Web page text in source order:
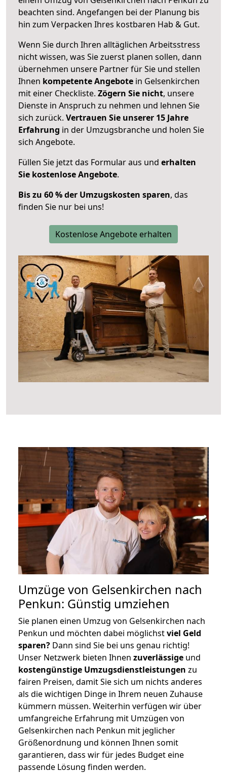
beachten sind. Angefangen bei der Planung bis
hin zum Verpacken Ihres kostbaren Hab & Gut.
Wenn Sie durch Ihren alltäglichen Arbeitsstress
nicht wissen, was Sie zuerst planen sollen, dann
übernehmen unsere Partner für Sie und stellen
Ihnen kompetente Angebote in Gelsenkirchen
mit einer Checkliste. Zögern Sie nicht, unsere
Dienste in Anspruch zu nehmen und lehnen Sie
sich zurück. Vertrauen Sie unserer 15 Jahre
Erfahrung in der Umzugsbranche und holen Sie
sich Angebote.
Füllen Sie jetzt das Formular aus und erhalten
Sie kostenlose Angebote.
Bis zu 60 % der Umzugskosten sparen, das
finden Sie nur bei uns!
Kostenlose Angebote erhalten
Umzüge von Gelsenkirchen nach
Penkun: Günstig umziehen
Sie planen einen Umzug von Gelsenkirchen nach
Penkun und möchten dabei möglichstviel Geld
sparen? Dann sind Sie bei uns genau richtig!
Unser Netzwerk bieten Ihnen zuverlässige und
kostengünstige Umzugsdienstleistungen zu
fairen Preisen, damit Sie sich um nichts anderes
als die wichtigen Dinge in Ihrem neuen Zuhause
kümmern müssen. Weiterhin verfügen wir über
umfangreiche Erfahrung mit Umzügen von
Gelsenkirchen nach Penkun mit jeglicher
Größenordnung und können Ihnen somit
garantieren, dass wir für jedes Budget eine
passende Lösung finden werden.